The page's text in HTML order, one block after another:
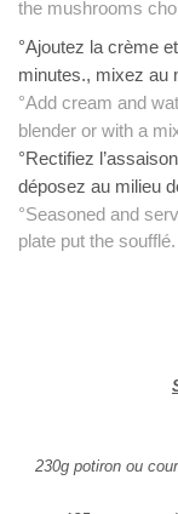
the mushrooms
°Ajoutez la crème
minutes., mixez au
°Add cream and
blender or with a
°Rectifiez
déposez au milieu
°Seasoned and
plate put the soufflé.
230g potiron ou